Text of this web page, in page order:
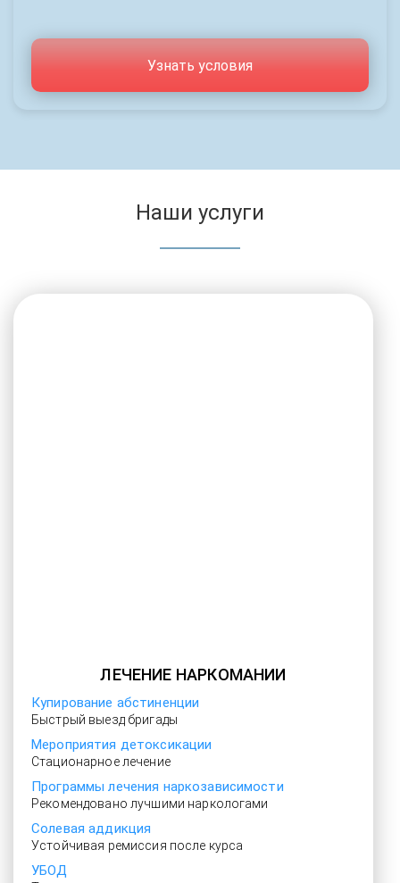
Узнать условия
Наши услуги
ЛЕЧЕНИЕ НАРКОМАНИИ
Купирование абстиненции
Быстрый выезд бригады
Мероприятия детоксикации
Стационарное лечение
Программы лечения наркозависимости
Рекомендовано лучшими наркологами
Солевая аддикция
Устойчивая ремиссия после курса
УБОД